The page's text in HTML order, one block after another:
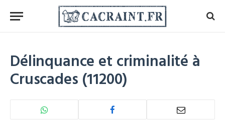
Délinquance et criminalité à
Cruscades (11200)